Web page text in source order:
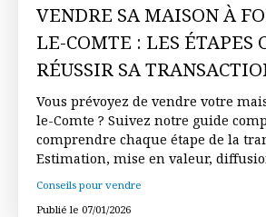
VENDRE SA MAISON À
LE-COMTE : LES ÉTAPES
RÉUSSIR SA
IMMOBILIÈRE
Vous prévoyez de vendre votre
le-Comte ? Suivez notre guide
comprendre chaque étape de la
Estimation, mise en valeur,
réussite.
Conseils pour vendre
Publié le 07/01/2026